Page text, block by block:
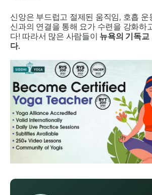
신앙은 부드럽고 절제된 움직임, 호흡 운
신과의 연결을 통해 요가 수련을 강화하
다! 따라서 많은 사람들이 뉴욕의 기독교
다.